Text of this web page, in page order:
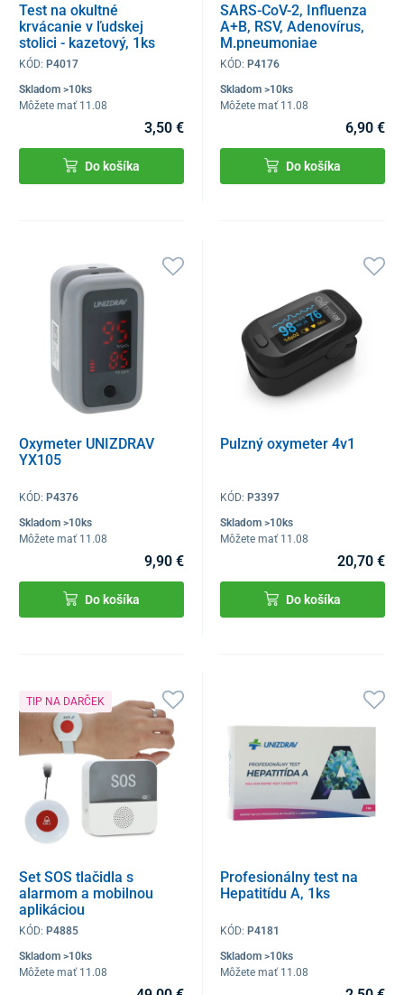
Test na okultné
krvácanie v ľudskej
stolici - kazetový, 1ks
(FOB)
KÓD: P4017
Skladom >10ks
Môžete mať 11.08
3,50 €
Do košíka
SARS-CoV-2, Influenza
A+B, RSV, Adenovírus,
M.pneumoniae
Antigénový
KÓD: P4176
Skladom >10ks
Môžete mať 11.08
6,90 €
Do košíka
Oxymeter UNIZDRAV
YX105
KÓD: P4376
Skladom >10ks
Môžete mať 11.08
9,90 €
Do košíka
Pulzný oxymeter 4v1
KÓD: P3397
Skladom >10ks
Môžete mať 11.08
20,70 €
Do košíka
TIP NA DARČEK
Set SOS tlačidla s
alarmom a mobilnou
aplikáciou
KÓD: P4885
Skladom >10ks
Môžete mať 11.08
Profesionálny test na
Hepatitídu A, 1ks
KÓD: P4181
Skladom >10ks
Môžete mať 11.08